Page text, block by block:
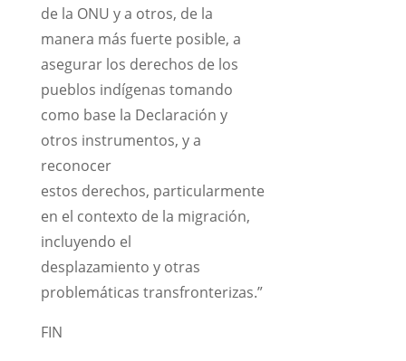
de la ONU y a otros, de la
manera más fuerte posible, a
asegurar los derechos de los
pueblos indígenas tomando
como base la Declaración y
otros instrumentos, y a
reconocer
estos derechos, particularmente
en el contexto de la migración,
incluyendo el
desplazamiento y otras
problemáticas transfronterizas.”
FIN